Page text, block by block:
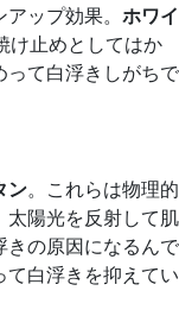
ップ効果。 ホワイ
け止めとしてはか
って白浮きしがちで
ン。これらは物理的
太陽光を反射して肌
きの原因になるんで
白浮きを抑えてい